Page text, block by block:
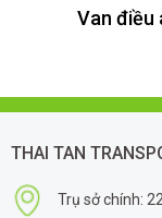
Van điều
THAI TAN
Trụ sở chính: